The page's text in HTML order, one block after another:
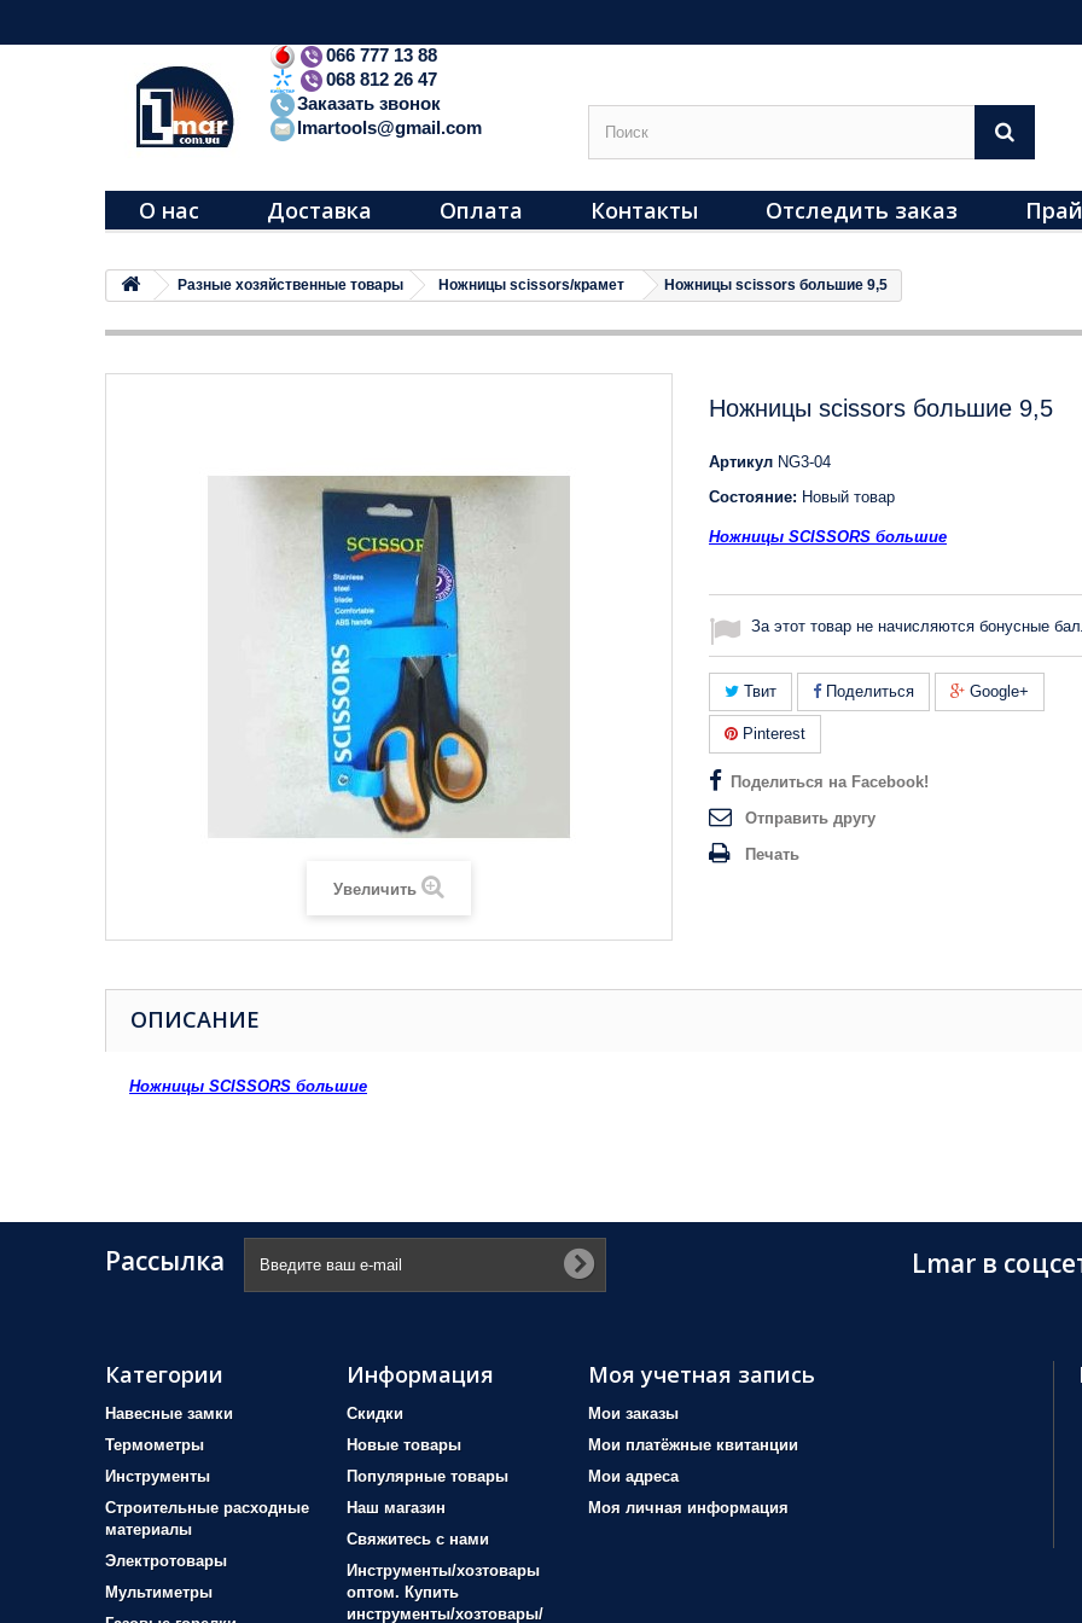
066 777 13 88
068 812 26 47
Заказать звонок
lmartools@gmail.com
О нас Доставка Оплата Контакты Отследить заказ
Разные хозяйственные товары Ножницы scissors/крамет Ножницы scissors большие 9,5
Увеличить
Ножницы scissors большие 9,5
Артикул NG3-04
Состояние: Новый товар
Ножницы SCISSORS большие
За этот товар не начисляются бонусные
Твит Поделиться Google+
Pinterest
Поделиться на Facebook!
Отправить другу
Печать
ОПИСАНИЕ
Ножницы SCISSORS большие
Рассылка Lmar в
Категории
Навесные замки
Термометры
Инструменты
Строительные расходные
материалы
Электротовары
Мультиметры
Информация
Скидки
Новые товары
Популярные товары
Наш магазин
Свяжитесь с нами
Инструменты/хозтовары
оптом. Купить
инструменты/хозтовары/
Моя учетная запись
Мои заказы
Мои платёжные квитанции
Мои адреса
Моя личная информация